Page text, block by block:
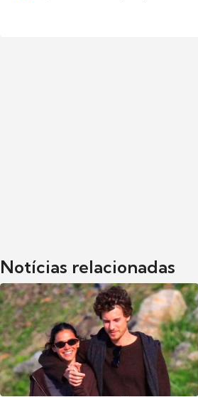
Notícias relacionadas